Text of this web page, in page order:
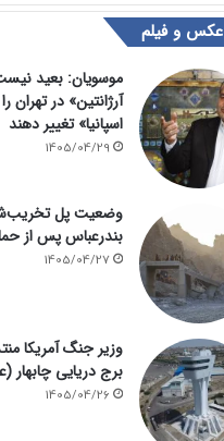
عکس و فیلم
موسویان: بعید
آرژانتین» در تهران
اسپانیا» تغییر دهند
1405/04/29
وضعیت پل
بندرعباس پس از
1405/04/27
وزیر جنگ آمریکا
برج دریایی
1405/04/26